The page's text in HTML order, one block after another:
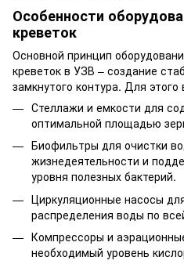
Особенности
креветок
Основной принцип
креветок в УЗВ – создание
замкнутого контура. Для
Стеллажи и емкости для
оптимальной площадью
Биофильтры для очистки
жизнедеятельности и
уровня полезных бактерий.
Циркуляционные насосы
распределения воды по
Компрессоры и
необходимый уровень